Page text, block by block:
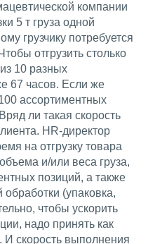
компании
5 т груза одной
грузчику потребуется
отгрузить столько
10 разных
67 часов. Если же
ассортиментных
ли такая скорость
HR-директор
на отгрузку товара
и/или веса груза,
позиций, а также
обработки (упаковка,
чтобы ускорить
надо принять как
И скорость выполнения